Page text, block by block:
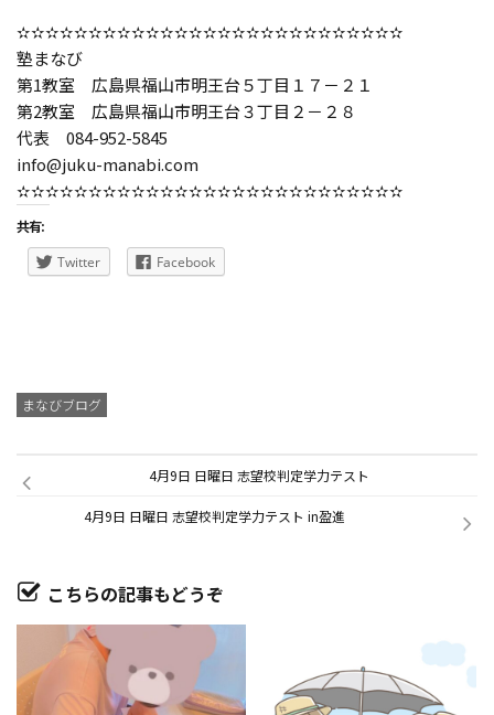
✫✫✫✫✫✫✫✫✫✫✫✫✫✫✫✫✫✫✫✫✫✫✫✫✫✫✫
塾まなび
第1教室 広島県福山市明王台５丁目１７－２１
第2教室 広島県福山市明王台３丁目２－２８
代表 084-952-5845
info@juku-manabi.com
✫✫✫✫✫✫✫✫✫✫✫✫✫✫✫✫✫✫✫✫✫✫✫✫✫✫✫
共有:
Twitter
Facebook
まなびブログ
4月9日 日曜日 志望校判定学力テスト
4月9日 日曜日 志望校判定学力テスト in盈進
こちらの記事もどうぞ